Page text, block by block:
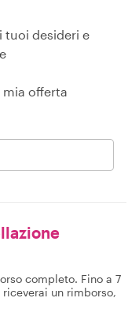
tuoi desideri e
mia offerta
completo. Fino a 7
un rimborso,